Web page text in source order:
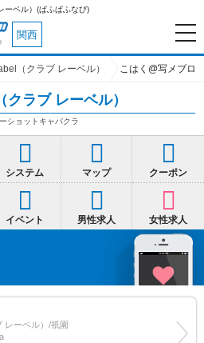
び)
関西
（クラブ レーベル） こはく@写メブロ
ラブ レーベル）
ショットキャバクラ
システム マップ クーポン
イベント 男性求人 女性求人
レーベル）/祇園